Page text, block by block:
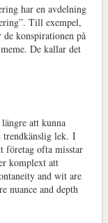
har en avdelning
Till exempel,
konspirationen på
De kallar det
att kunna
trendkänslig lek. I
företag ofta misstar
komplext att
and wit are
nuance and depth